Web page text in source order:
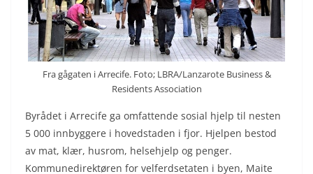
Fra gågaten i Arrecife. Foto; LBRA/Lanzarote Business &
Residents Association
Byrådet i Arrecife ga omfattende sosial hjelp til nesten
5 000 innbyggere i hovedstaden i fjor. Hjelpen bestod
av mat, klær, husrom, helsehjelp og penger.
Kommunedirektøren for velferdsetaten i byen, Maite